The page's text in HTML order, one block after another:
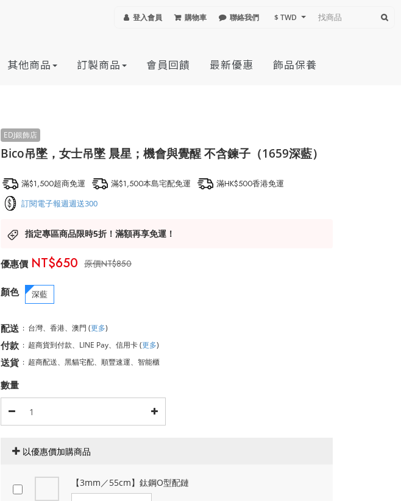
登入會員 購物車 聯絡我們 $ TWD
其他商品 訂製商品 會員回饋 最新優惠 飾品保養
Bico吊墜，女士吊墜 晨星；機會與覺醒 不含鍊子（1659深藍）
滿$1,500超商免運 滿$1,500本島宅配免運 滿HK$500香港免運
訂閱電子報週週送300
指定專區商品限時5折！滿額再享免運！
NT$850
NT$650
顏色 深藍
配送 : 台灣、香港、澳門 (更多)
付款 : 超商貨到付款、LINE Pay、信用卡(更多)
送貨 : 超商配送、黑貓宅配、順豐速運、智能櫃
數量
以優惠價加購商品
【3mm／55cm】鈦鋼O型配鏈